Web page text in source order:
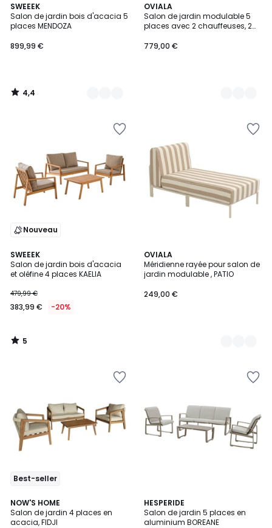
SWEEEK
Salon de jardin bois d'acacia 5
places MENDOZA
899,99 €
4,4
/ 5
2
Couleurs
4,4
/
OVIALA
Salon de jardin modulable 5
places avec 2 chauffeuses, 2
PATIO
779,00 €
3
Couleurs
Nouveau
SWEEEK
Salon de jardin bois d'acacia
et oléfine 4 places KAELIA
479,99 €
383,99 € -20%
5
/
5
5
/
OVIALA
Méridienne rayée pour salon de
jardin modulable , PATIO
249,00 €
4
Couleurs
Best-seller
NOW'S HOME
Salon de jardin 4 places en
acacia, FIDJI
HESPERIDE
Salon de jardin 5 places en
aluminium BOREANE
2
Couleurs